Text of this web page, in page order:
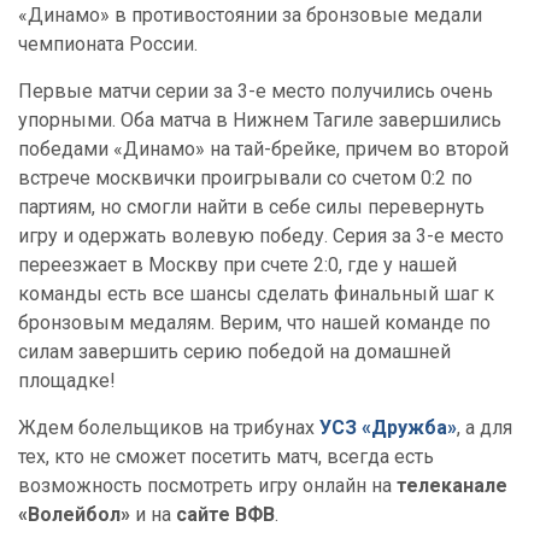
«Динамо» в противостоянии за бронзовые медали
чемпионата России.
Первые матчи серии за 3-е место получились очень
упорными. Оба матча в Нижнем Тагиле завершились
победами «Динамо» на тай-брейке, причем во второй
встрече москвички проигрывали со счетом 0:2 по
партиям, но смогли найти в себе силы перевернуть
игру и одержать волевую победу. Серия за 3-е место
переезжает в Москву при счете 2:0, где у нашей
команды есть все шансы сделать финальный шаг к
бронзовым медалям. Верим, что нашей команде по
силам завершить серию победой на домашней
площадке!
Ждем болельщиков на трибунах УСЗ «Дружба», а для
тех, кто не сможет посетить матч, всегда есть
возможность посмотреть игру онлайн на телеканале
«Волейбол» и на сайте ВФВ.